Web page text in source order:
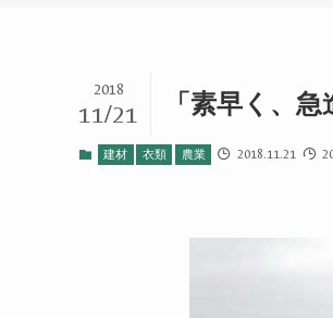
「素早く、
2018
11/21
建材 衣類 農業 2018.11.21